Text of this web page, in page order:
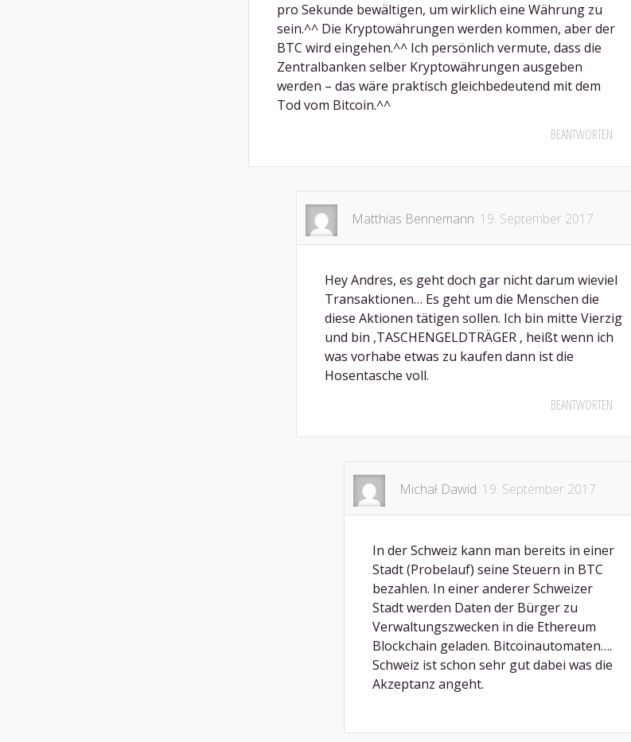
pro Sekunde bewältigen, um wirklich eine Währung zu
sein.^^ Die Kryptowährungen werden kommen, aber der
BTC wird eingehen.^^ Ich persönlich vermute, dass die
Zentralbanken selber Kryptowährungen ausgeben
werden – das wäre praktisch gleichbedeutend mit dem
Tod vom Bitcoin.^^
BEANTWORTEN
Matthias Bennemann 19. September 2017
Hey Andres, es geht doch gar nicht darum wieviel
Transaktionen… Es geht um die Menschen die
diese Aktionen tätigen sollen. Ich bin mitte Vierzig
und bin ‚TASCHENGELDTRÄGER ‚ heißt wenn ich
was vorhabe etwas zu kaufen dann ist die
Hosentasche voll.
BEANTWORTEN
Michał Dawid 19. September 2017
In der Schweiz kann man bereits in einer
Stadt (Probelauf) seine Steuern in BTC
bezahlen. In einer anderer Schweizer
Stadt werden Daten der Bürger zu
Verwaltungszwecken in die Ethereum
Blockchain geladen. Bitcoinautomaten….
Schweiz ist schon sehr gut dabei was die
Akzeptanz angeht.